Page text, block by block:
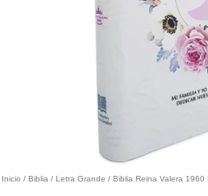
Inicio / Biblia / Letra Grande / Biblia Reina Valera